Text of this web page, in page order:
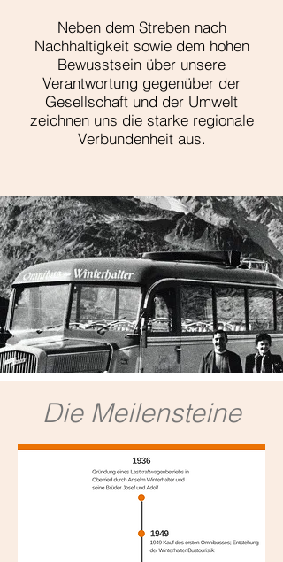
Neben dem Streben nach
Nachhaltigkeit sowie dem hohen
Bewusstsein über unsere
Verantwortung gegenüber der
Gesellschaft und der Umwelt
zeichnen uns die starke regionale
Verbundenheit aus.
Die Meilensteine